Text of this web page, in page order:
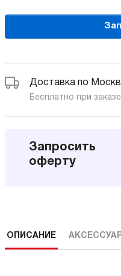
Доставка по
Бесплатно при
Запросить
оферту
ОПИСАНИЕ